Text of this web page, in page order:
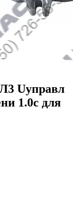
Uуправл
1.0с для